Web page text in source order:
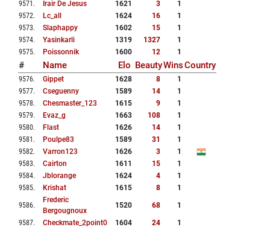
9571 . Irair De Jesus 1621 3
1
9572. Lc_all 1624 16
1
9573. Slaphappy 1602 15
1
9574. Yasinkarli 1319 1327
1
9575. Poissonnik 1600 12 1
# Name Elo BeautyWinsCountry
9576. Gippet 1628 8
1
9577. Cseguenny 1589 14
1
9578. Chesmaster_123 1615 9
1
9579. Evaz_g 1663 108
1
9580. Flast 1626 14
1
9581 . Poulpe83 1589 31
1
9582. Varron123 1626 3
1
9583. Cairton 1611 15
1
9584. Jblorange 1624 4
1
9585. Krishat 1615 8 1
9586.
Frederic
Bergougnoux
1520 68 1
9587. Checkmate_2point0 1604 24
1